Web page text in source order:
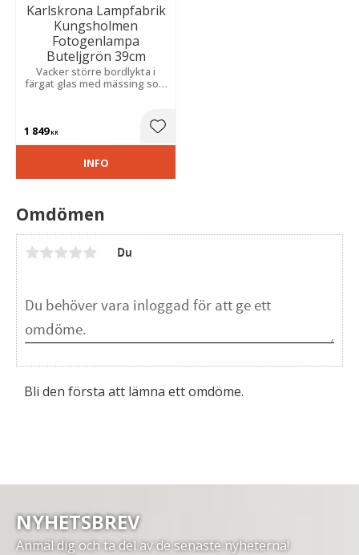
Omdömen
Du
Bli den första att lämna ett omdöme.
Karlskrona Lampfabrik
Kungsholmen
Fotogenlampa
Buteljgrön 39cm
Vacker större bordlykta i
färgat glas med mässing som
1 849KR Lägg till i favoriter
INFO
NYHETSBREV
Anmäl dig och ta del av de senaste nyheterna!